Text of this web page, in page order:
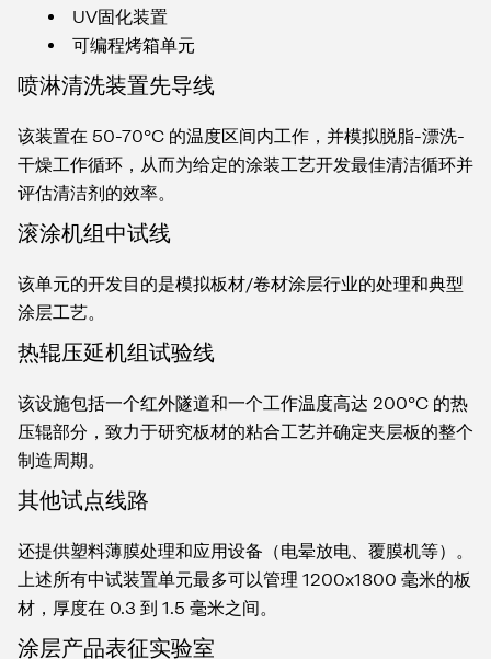
UV固化装置
可编程烤箱单元
喷淋清洗装置先导线
该装置在 50-70°C 的温度区间内工作，并模拟脱脂-漂洗-
干燥工作循环，从而为给定的涂装工艺开发最佳清洁循环并
评估清洁剂的效率。
滚涂机组中试线
该单元的开发目的是模拟板材/卷材涂层行业的处理和典型
涂层工艺。
热辊压延机组试验线
该设施包括一个红外隧道和一个工作温度高达 200°C 的热
压辊部分，致力于研究板材的粘合工艺并确定夹层板的整个
制造周期。
其他试点线路
还提供塑料薄膜处理和应用设备（电晕放电、覆膜机等）。
上述所有中试装置单元最多可以管理 1200x1800 毫米的板
材，厚度在 0.3 到 1.5 毫米之间。
涂层产品表征实验室